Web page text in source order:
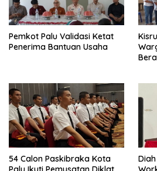
Pemkot Palu Validasi Ketat
Penerima Bantuan Usaha
54 Calon Paskibraka Kota